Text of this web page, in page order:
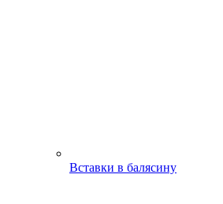
Вставки в балясину